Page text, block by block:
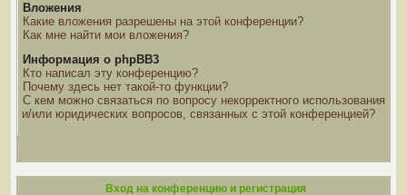
Вложения
Какие вложения разрешены на этой конференции?
Как мне найти мои вложения?
Информация о phpBB3
Кто написал эту конференцию?
Почему здесь нет такой-то функции?
С кем можно связаться по вопросу некорректного использования
и/или юридических вопросов, связанных с этой конференцией?
Вход на конференцию и регистрация